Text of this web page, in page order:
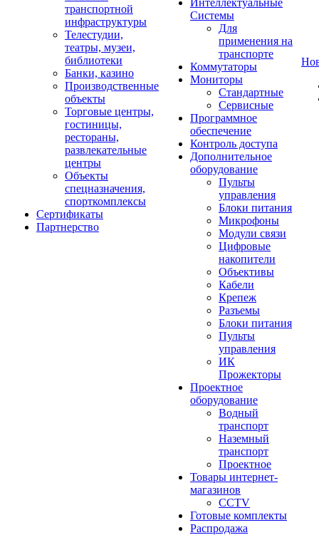
транспортной
инфраструктуры
Телестудии,
театры, музеи,
библиотеки
Банки, казино
Производственные
объекты
Торговые центры,
гостиницы,
рестораны,
развлекательные
центры
Объекты
спецназначения,
спорткомплексы
Сертификаты
Партнерство
Интеллектуальные
Системы
Для
применения на
транспорте
Коммутаторы
Мониторы
Стандартные
Сервисные
Программное
обеспечение
Контроль доступа
Дополнительное
оборудование
Пульты
управления
Блоки питания
Микрофоны
Модули связи
Цифровые
накопители
Объективы
Кабели
Крепеж
Разъемы
Блоки питания
Пульты
управления
ИК
Прожекторы
Проектное
оборудование
Водный
транспорт
Наземный
транспорт
Проектное
Товары интернет-
магазинов
CCTV
Готовые комплекты
Распродажа